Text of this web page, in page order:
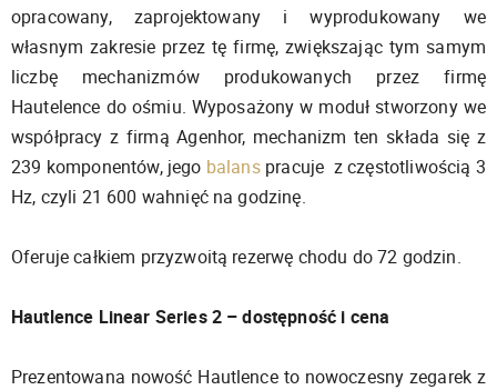
opracowany, zaprojektowany i wyprodukowany we
własnym zakresie przez tę firmę, zwiększając tym samym
liczbę mechanizmów produkowanych przez firmę
Hautelence do ośmiu. Wyposażony w moduł stworzony we
współpracy z firmą Agenhor, mechanizm ten składa się z
239 komponentów, jego balanspracuje z częstotliwością 3
Hz, czyli 21 600 wahnięć na godzinę.
Oferuje całkiem przyzwoitą rezerwę chodu do 72 godzin.
Hautlence Linear Series 2 – dostępność i cena
Prezentowana nowość Hautlence to nowoczesny zegarek z